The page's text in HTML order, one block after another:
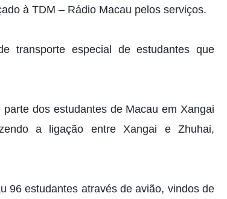
à TDM – Rádio Macau pelos serviços.
transporte especial de estudantes que
dos estudantes de Macau em Xangai
a ligação entre Xangai e Zhuhai,
96 estudantes através de avião, vindos de